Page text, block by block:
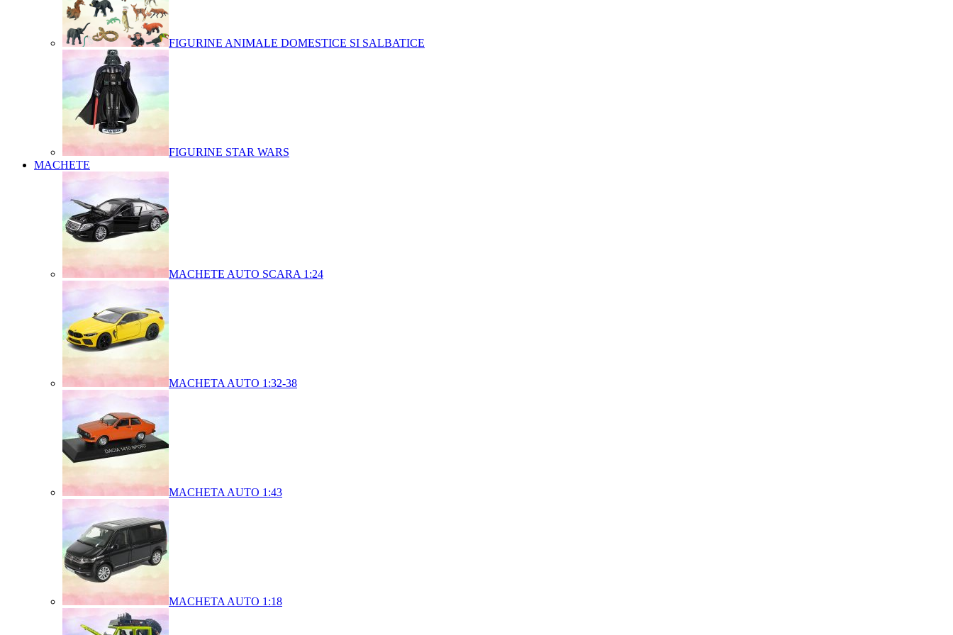
FIGURINE ANIMALE DOMESTICE SI SALBATICE
FIGURINE STAR WARS
MACHETE
MACHETE AUTO SCARA 1:24
MACHETA AUTO 1:32-38
MACHETA AUTO 1:43
MACHETA AUTO 1:18